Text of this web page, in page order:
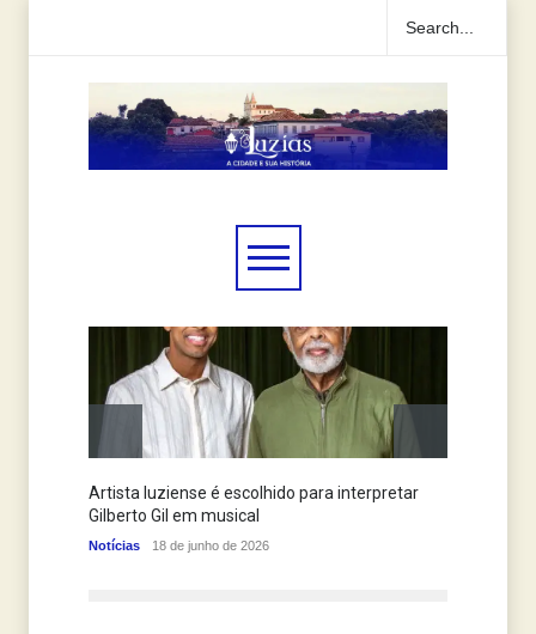
Artista luziense é escolhido para interpretar
Gilberto Gil em musical
Notícias 18 de junho de 2026